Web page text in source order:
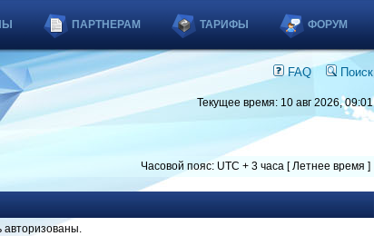
ПАРТНЕРАМ ТАРИФЫ ФОРУМ
FAQ Поиск
Текущее время: 10 авг 2026, 09:01
Часовой пояс: UTC + 3 часа [ Летнее время ]